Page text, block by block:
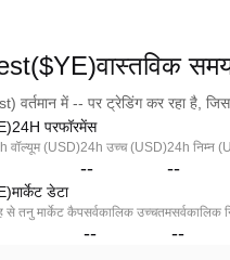
वर्तमान में -- पर ट्रेडिंग कर रहा है,
परफॉरमेंस
वॉल्यूम (USD)24h उच्च (USD)
--
24h निम्न
--
डेटा
से तनु मार्केट कैपसर्वकालिक उच्चतम
--
सर्वकालिक
--